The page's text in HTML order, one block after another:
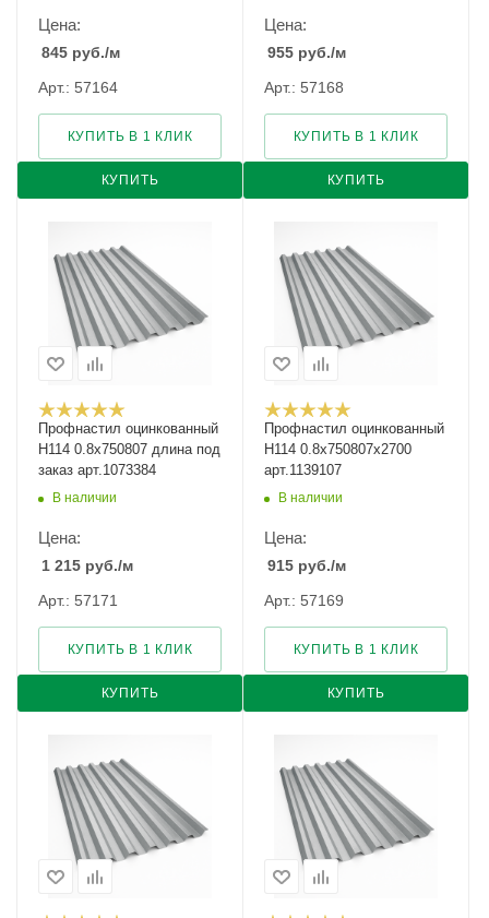
Цена:
845 руб./м
Арт.: 57164
КУПИТЬ
КУПИТЬ В 1 КЛИК
Цена:
955 руб./м
Арт.: 57168
КУПИТЬ
КУПИТЬ В 1 КЛИК
Профнастил оцинкованный
Н114 0.8х750807 длина под
заказ арт.1073384
В наличии
Цена:
1 215 руб./м
Арт.: 57171
КУПИТЬ
КУПИТЬ В 1 КЛИК
Профнастил оцинкованный
Н114 0.8х750807х2700
арт.1139107
В наличии
Цена:
915 руб./м
Арт.: 57169
КУПИТЬ
КУПИТЬ В 1 КЛИК